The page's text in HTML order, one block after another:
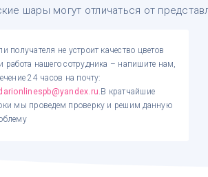
шары могут отличаться от
получателя не устроит качество цветов
работа нашего сотрудника – напишите нам,
24 часов на почту:
.В кратчайшие
мы проведем проверку и решим данную